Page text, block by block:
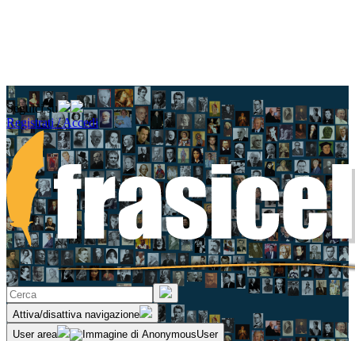
Seguici su
Registrati / Accedi
Attiva/disattiva navigazione
User area